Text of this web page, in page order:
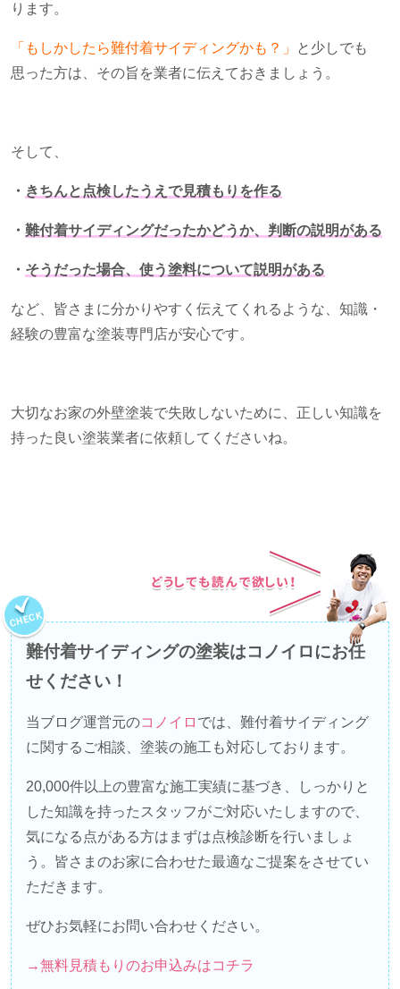
ります。
「もしかしたら難付着サイディングかも？」
と少しでも
思った方は、その旨を業者に伝えておきましょう。
そして、
・ きちんと点検したうえで見積もりを作る
・ 難付着サイディングだったかどうか、判断の説明がある
・ そうだった場合、使う塗料について説明がある
など、皆さまに分かりやすく伝えてくれるような、知識・
経験の豊富な塗装専門店が安心です。
大切なお家の外壁塗装で失敗しないために、正しい知識を
持った良い塗装業者に依頼してくださいね。
難付着サイディングの塗装はコノイロにお任
せください！
当ブログ運営元のコノイロ では、難付着サイディング
に関するご相談、塗装の施工も対応しております。
20,000件以上の豊富な施工実績に基づき、しっかりと
した知識を持ったスタッフがご対応いたしますので、
気になる点がある方はまずは点検診断を行いましょ
う。皆さまのお家に合わせた最適なご提案をさせてい
ただきます。
ぜひお気軽にお問い合わせください。
→無料見積もりのお申込みはコチラ